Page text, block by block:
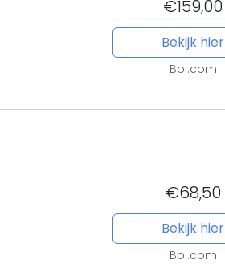
€159,00
Bekijk hier
Bol.com
€68,50
Bekijk hier
Bol.com